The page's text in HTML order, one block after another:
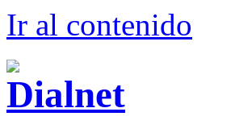
Ir al contenido